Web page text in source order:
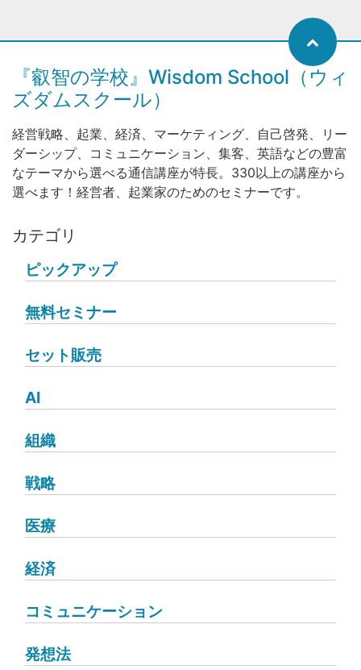
『叡智の学校』Wisdom School（ウィ
ズダムスクール）
経営戦略、起業、経済、マーケティング、自己啓発、リー
ダーシップ、コミュニケーション、集客、英語などの豊富
なテーマから選べる通信講座が特長。330以上の講座から
選べます！経営者、起業家のためのセミナーです。
カテゴリ
ピックアップ
無料セミナー
セット販売
AI
組織
戦略
医療
経済
コミュニケーション
発想法